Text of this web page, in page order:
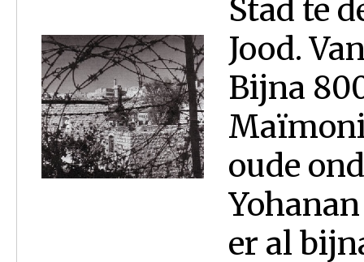
Stad te
Jood.
Bijna
oude
er al